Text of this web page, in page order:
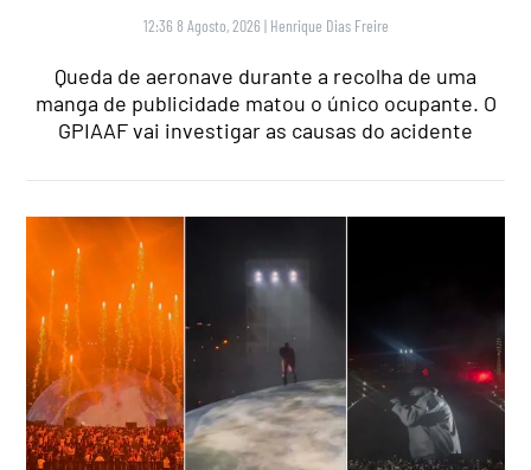
12:36 8 Agosto, 2026 | Henrique Dias Freire
Queda de aeronave durante a recolha de uma
manga de publicidade matou o único ocupante. O
GPIAAF vai investigar as causas do acidente